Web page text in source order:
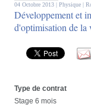
04 Octobre 2013 | Physique |
Développement et
d'optimisation de la
Type de contrat
Stage 6 mois